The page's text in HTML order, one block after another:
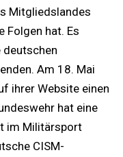
Mitgliedslandes
Folgen hat. Es
deutschen
Am 18. Mai
ihrer Website einen
hat eine
im Militärsport
CISM-